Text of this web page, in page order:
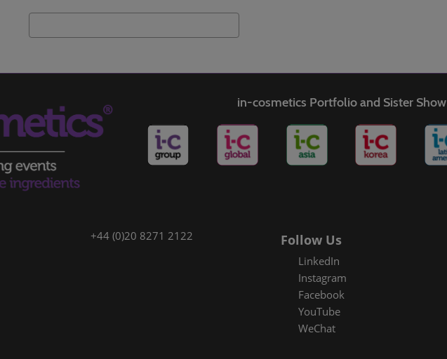
in-cosmetics Portfolio and Sister Show
+44 (0)20 8271 2122 Follow Us
LinkedIn
Instagram
Facebook
YouTube
WeChat